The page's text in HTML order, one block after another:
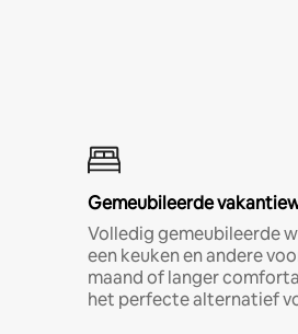
Gemeubileerde
Volledig gemeubileerde
een keuken en andere
maand of langer
het perfecte alternatief